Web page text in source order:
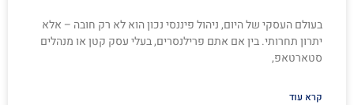
בעולם העסקי של היום, ניהול פיננסי נכון הוא לא רק חובה – אלא
יתרון תחרותי. בין אם אתם פרילנסרים, בעלי עסק קטן או מנהלים
סטארטאפ,
קרא עוד